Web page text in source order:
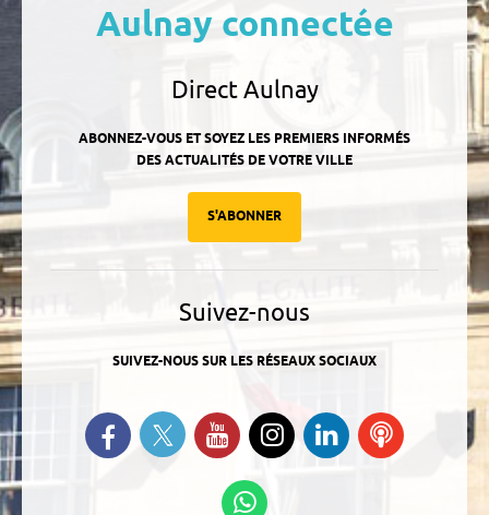
Aulnay connectée
Direct Aulnay
ABONNEZ-VOUS ET SOYEZ LES PREMIERS INFORMÉS
DES ACTUALITÉS DE VOTRE VILLE
S'ABONNER
Suivez-nous
SUIVEZ-NOUS SUR LES RÉSEAUX SOCIAUX
Retrouvez-nous sur Facebook
Suivez-nous sur Twitter
Suivez-nous sur YouTube
Suivez-nous sur
Instagram
Retrouvez-
nous sur
Ecoutez